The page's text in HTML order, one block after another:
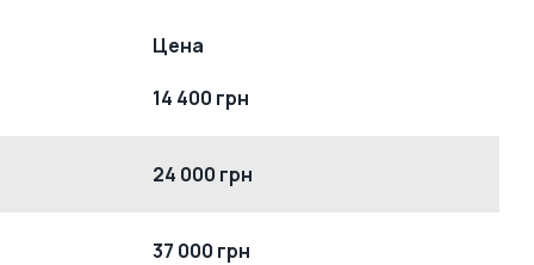
Цена
14 400 грн
24 000 грн
37 000 грн